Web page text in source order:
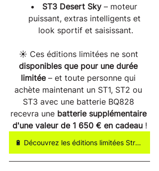
ST3 Desert Sky – moteur
puissant, extras intelligents et
look sportif et saisissant.
☀️ Ces éditions limitées ne sont
disponibles que pour une durée
limitée – et toute personne qui
achète maintenant un ST1, ST2 ou
ST3 avec une batterie BQ828
recevra une batterie supplémentaire
d'une valeur de 1 650 € en cadeau !
🔋 Découvrez les éditions limitées Stromer